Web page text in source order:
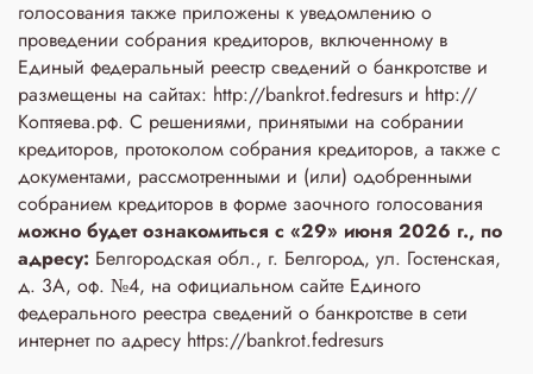
голосования также приложены к уведомлению о
проведении собрания кредиторов, включенному в
Единый федеральный реестр сведений о банкротстве и
размещены на сайтах: http://bankrot.fedresurs и http://
Коптяева.рф. С решениями, принятыми на собрании
кредиторов, протоколом собрания кредиторов, а также с
документами, рассмотренными и (или) одобренными
собранием кредиторов в форме заочного голосования
можно будет ознакомиться с «29» июня 2026 г., по
адресу: Белгородская обл., г. Белгород, ул. Гостенская,
д. 3A, оф. №4, на официальном сайте Единого
федерального реестра сведений о банкротстве в сети
интернет по адресу https://bankrot.fedresurs